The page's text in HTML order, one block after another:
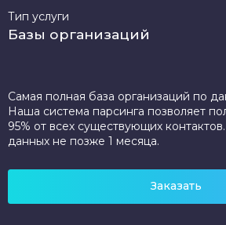
Тип услуги
Базы организаций
Заказать
Самая полная база организаций по
Наша система парсинга позволяет
95% от всех существующих
данных не позже 1 месяца.